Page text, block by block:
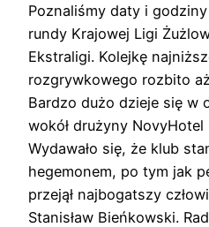
Poznaliśmy daty i
rundy Krajowej Ligi
Ekstraligi. Kolejkę
rozgrywkowego rozbito
Bardzo dużo dzieje się w
wokół drużyny NovyHotel
Wydawało się, że klub
hegemonem, po tym jak
przejął najbogatszy
Stanisław Bieńkowski.